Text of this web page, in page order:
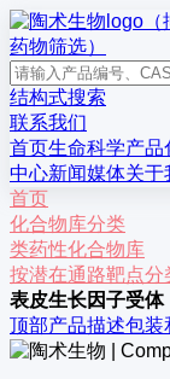
结构式搜索
联系我们
首页生命科学产品
中心新闻媒体关于
首页
化合物库分类
类药性化合物库
按潜在通路靶点分
表皮生长因子受
顶部产品描述包装